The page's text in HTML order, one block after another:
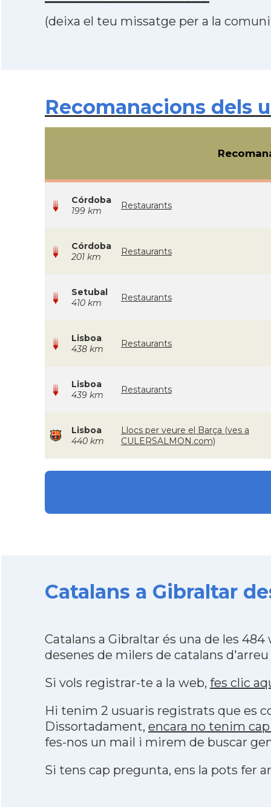
(deixa el teu missatge per a la
Recomanacions dels
Córdoba
199 km
Restaurants
Córdoba
201 km
Restaurants
Setubal
410 km
Restaurants
Lisboa
438 km
Restaurants
Lisboa
439 km
Restaurants
Lisboa
440 km
Llocs per veure el Barça (ves a
CULERSALMON.com)
Catalans a Gibraltar
Catalans a Gibraltar és una de les
desenes de milers de catalans
Si vols registrar-te a la web, fes clic
Hi tenim 2 usuaris registrats que es
Dissortadament, encara no tenim
fes-nos un mail i mirem de buscar
Si tens cap pregunta, ens la pots fer